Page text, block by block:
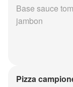
Base sauce
jambon
Pizza